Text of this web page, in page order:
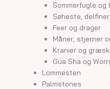
Sommerfugle og
Søheste,
Feer og drager
Måner, stjerner
Kranier og
Gua Sha og
Lommesten
Palmstones